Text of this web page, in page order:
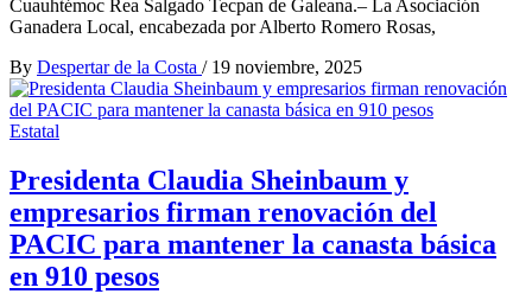
Cuauhtémoc Rea Salgado Tecpan de Galeana.– La Asociación
Ganadera Local, encabezada por Alberto Romero Rosas,
By Despertar de la Costa / 19 noviembre, 2025
Estatal
Presidenta Claudia Sheinbaum y
empresarios firman renovación del
PACIC para mantener la canasta básica
en 910 pesos